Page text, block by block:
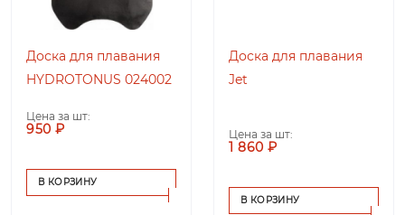
Доска для плавания
HYDROTONUS 024002
Цена за шт:
950 ₽
В КОРЗИНУ
Доска для плавания
Jet
Цена за шт:
1 860 ₽
В КОРЗИНУ